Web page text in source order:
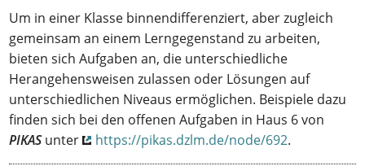
Um in einer Klasse binnendifferenziert, aber zugleich
gemeinsam an einem Lerngegenstand zu arbeiten,
bieten sich Aufgaben an, die unterschiedliche
Herangehensweisen zulassen oder Lösungen auf
unterschiedlichen Niveaus ermöglichen. Beispiele dazu
finden sich bei den offenen Aufgaben in Haus 6 von
PIKASunter https://pikas.dzlm.de/node/692.